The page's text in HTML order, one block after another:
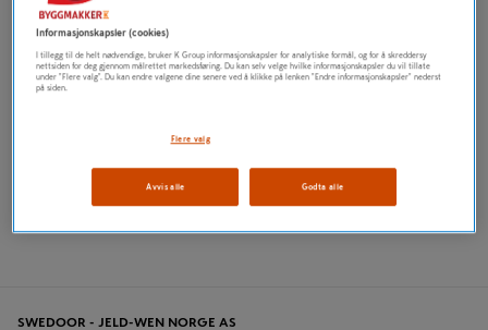
SWEDOOR - JELD-WEN NORGE AS
Informasjonskapsler (cookies)
I tillegg til de helt nødvendige, bruker K Group informasjonskapsler for analytiske formål, og for å skreddersy
nettsiden for deg gjennom målrettet markedsføring. Du kan selv velge hvilke informasjonskapsler du vil tillate
under "Flere valg". Du kan endre valgene dine senere ved å klikke på lenken "Endre informasjonskapsler" nederst
på siden.
Flere valg
Avvis alle Godta alle